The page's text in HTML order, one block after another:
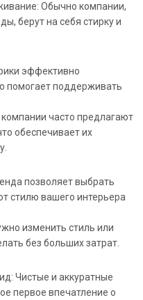
Обычно компании,
берут на себя стирку и
эффективно
помогает поддерживать
часто предлагают
обеспечивает их
позволяет выбрать
стилю вашего интерьера
изменить стиль или
без больших затрат.
Чистые и аккуратные
первое впечатление о